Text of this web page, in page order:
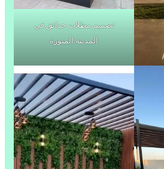
تصميم مظلات حدائق في
المدينة المنورة